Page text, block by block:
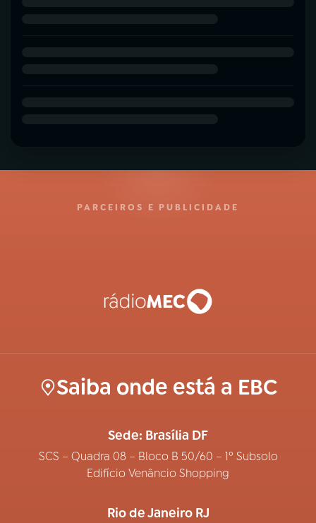
PARCEIROS E PUBLICIDADE
Saiba onde está a EBC
Sede: Brasília DF
SCS – Quadra 08 – Bloco B 50/60 – 1º Subsolo
Edifício Venâncio Shopping
Rio de Janeiro RJ